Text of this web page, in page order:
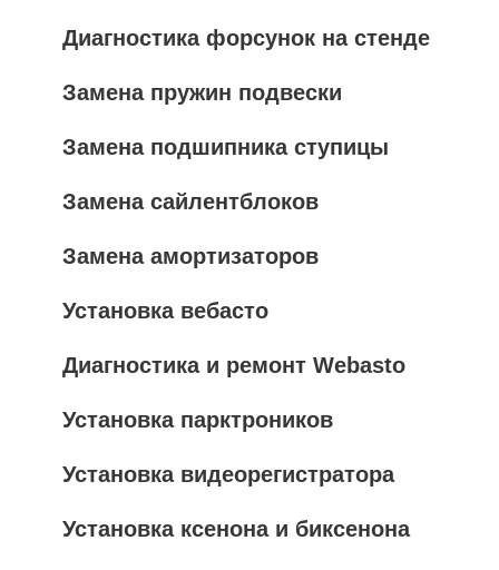
Диагностика форсунок на стенде
Замена пружин подвески
Замена подшипника ступицы
Замена сайлентблоков
Замена амортизаторов
Установка вебасто
Диагностика и ремонт Webasto
Установка парктроников
Установка видеорегистратора
Установка ксенона и биксенона